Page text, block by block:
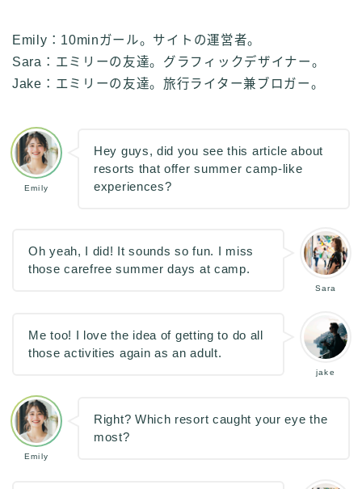
Emily：10minガール。サイトの運営者。
Sara：エミリーの友達。グラフィックデザイナー。
Jake：エミリーの友達。旅行ライター兼ブロガー。
Emily
Hey guys, did you see this article about
resorts that offer summer camp-like
experiences?
Sara
Oh yeah, I did! It sounds so fun. I miss
those carefree summer days at camp.
jake
Me too! I love the idea of getting to do all
those activities again as an adult.
Emily
Right? Which resort caught your eye the
most?